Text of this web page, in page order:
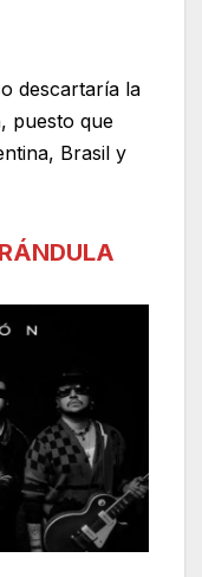
descartaría la
puesto que
Brasil y